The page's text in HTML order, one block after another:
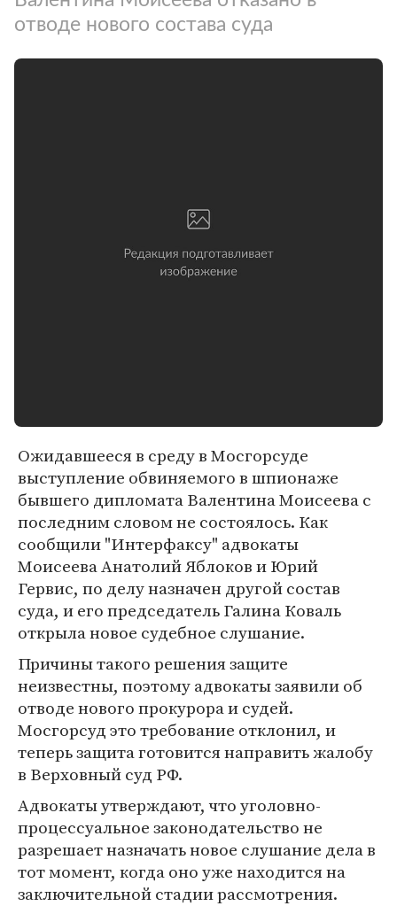
отводе нового состава суда
Ожидавшееся в среду в Мосгорсуде
выступление обвиняемого в шпионаже
бывшего дипломата Валентина Моисеева с
последним словом не состоялось. Как
сообщили "Интерфаксу" адвокаты
Моисеева Анатолий Яблоков и Юрий
Гервис, по делу назначен другой состав
суда, и его председатель Галина Коваль
открыла новое судебное слушание.
Причины такого решения защите
неизвестны, поэтому адвокаты заявили об
отводе нового прокурора и судей.
Мосгорсуд это требование отклонил, и
теперь защита готовится направить жалобу
в Верховный суд РФ.
Адвокаты утверждают, что уголовно-
процессуальное законодательство не
разрешает назначать новое слушание дела в
тот момент, когда оно уже находится на
заключительной стадии рассмотрения.